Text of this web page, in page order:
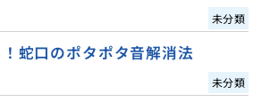
未分類
蛇口のポタポタ音解消法
未分類